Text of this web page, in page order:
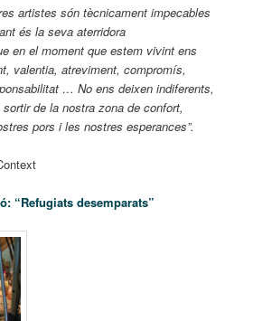
artistes són tècnicament impecables
és la seva aterridora
en el moment que estem vivint ens
valentia, atreviment, compromís,
… No ens deixen indiferents,
de la nostra zona de confort,
pors i les nostres esperances”.
“Refugiats desemparats”